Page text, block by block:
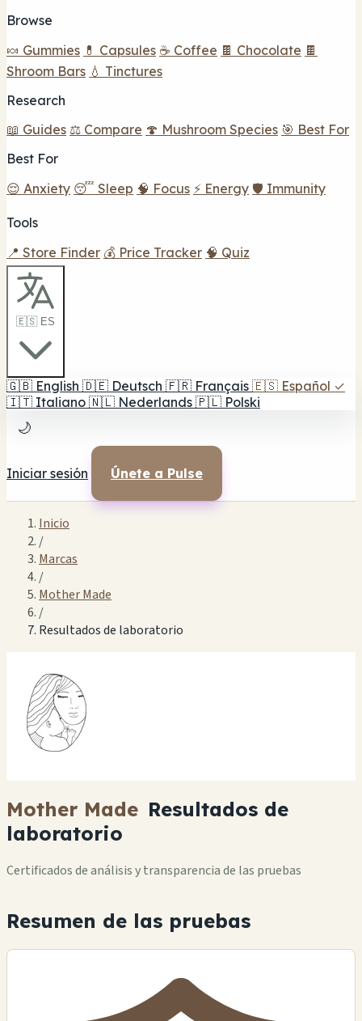
Browse
🍬 Gummies 💊 Capsules ☕ Coffee 🍫 Chocolate 🍫
Shroom Bars 💧 Tinctures
Research
📖 Guides ⚖️ Compare 🍄 Mushroom Species 🎯 Best For
Best For
😌 Anxiety 😴 Sleep 🧠 Focus ⚡ Energy 🛡️ Immunity
Tools
📍 Store Finder 💰 Price Tracker 🧠 Quiz
🇪🇸 ES
🇬🇧 English 🇩🇪 Deutsch 🇫🇷 Français 🇪🇸 Español ✓
🇮🇹 Italiano 🇳🇱 Nederlands 🇵🇱 Polski
🌙
Iniciar sesión Únete a Pulse
Inicio
/
Marcas
/
Mother Made
/
Resultados de laboratorio
Mother Made Resultados de
laboratorio
Certificados de análisis y transparencia de las pruebas
Resumen de las pruebas